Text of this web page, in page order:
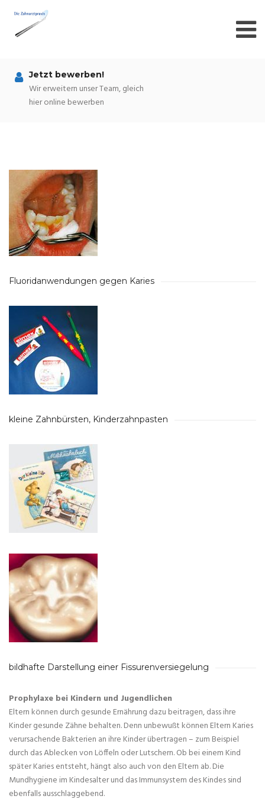
content
Jetzt bewerben!
Wir erweitern unser Team, gleich
hier online bewerben
Fluoridanwendungen gegen Karies
kleine Zahnbürsten, Kinderzahnpasten
bildhafte Darstellung einer Fissurenversiegelung
Prophylaxe bei Kindern und Jugendlichen
Eltern können durch gesunde Ernährung dazu beitragen, dass ihre
Kinder gesunde Zähne behalten. Denn unbewußt können Eltern Karies
verursachende Bakterien an ihre Kinder übertragen – zum Beispiel
durch das Ablecken von Löffeln oder Lutschern. Ob bei einem Kind
später Karies entsteht, hängt also auch von den Eltern ab. Die
Mundhygiene im Kindesalter und das Immunsystem des Kindes sind
ebenfalls ausschlaggebend.